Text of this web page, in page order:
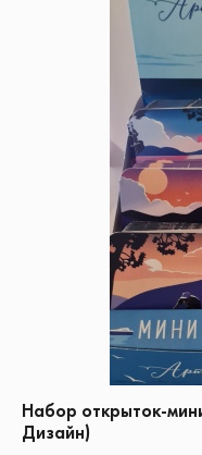
Набор открыток-
Дизайн)